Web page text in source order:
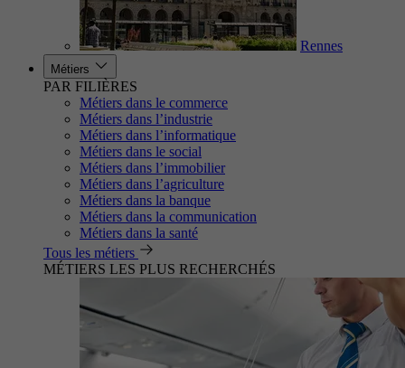
Rennes
Métiers
PAR FILIÈRES
Métiers dans le commerce
Métiers dans l’industrie
Métiers dans l’informatique
Métiers dans le social
Métiers dans l’immobilier
Métiers dans l’agriculture
Métiers dans la banque
Métiers dans la communication
Métiers dans la santé
Tous les métiers
MÉTIERS LES PLUS RECHERCHÉS